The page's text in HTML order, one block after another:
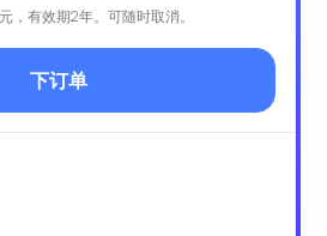
，有效期2年。可随时取消。
下订单